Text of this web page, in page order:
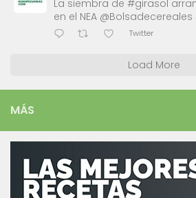
La siembra de #girasol
en el NEA
Twitter
Load More
MÁS